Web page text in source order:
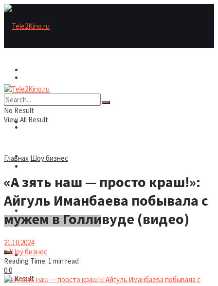
Рецензии/трейлеры
Шоу бизнес
Новости
Рецензии/трейлеры
Шоу бизнес
Новости
No Result
No Result
View All Result
Главная Шоу бизнес
«А зять наш — просто краш!»:
Айгуль Иманбаева побывала с
мужем в Голливуде (видео)
21.10.2024
вШоу бизнес
Reading Time: 1 min read
00